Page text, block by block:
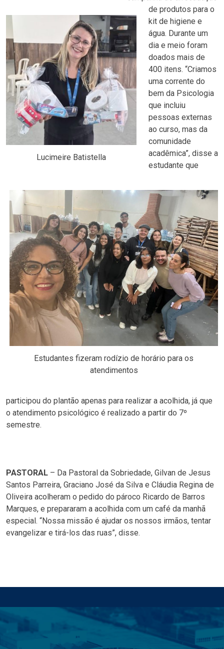
Lucimeire Batistella
Estudantes fizeram rodízio de horário para os
atendimentos
de produtos para o
kit de higiene e
água. Durante um
dia e meio foram
doados mais de
400 itens. “Criamos
uma corrente do
bem da Psicologia
que incluiu
pessoas externas
ao curso, mas da
comunidade
acadêmica”, disse a
estudante que
participou do plantão apenas para realizar a acolhida, já que
o atendimento psicológico é realizado a partir do 7º
semestre.
PASTORAL – Da Pastoral da Sobriedade, Gilvan de Jesus
Santos Parreira, Graciano José da Silva e Cláudia Regina de
Oliveira acolheram o pedido do pároco Ricardo de Barros
Marques, e prepararam a acolhida com um café da manhã
especial. “Nossa missão é ajudar os nossos irmãos, tentar
evangelizar e tirá-los das ruas”, disse.